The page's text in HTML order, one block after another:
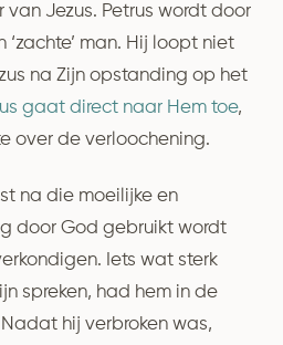
Jezus. Petrus wordt door
man. Hij loopt niet
na Zijn opstanding op het
gaat direct naar Hem toe,
over de verloochening.
na die moeilijke en
door God gebruikt wordt
Iets wat sterk
spreken, had hem in de
hij verbroken was,